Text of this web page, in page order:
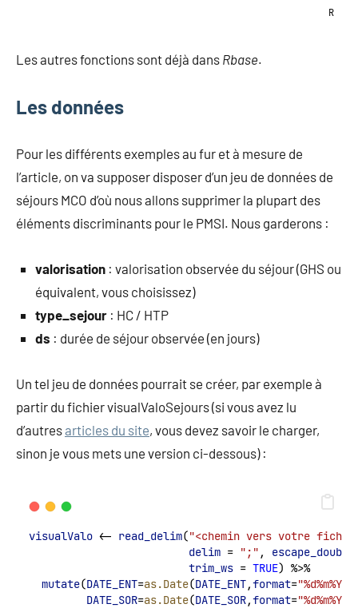
R
Les autres fonctions sont déjà dans Rbase.
Les données
Pour les différents exemples au fur et à mesure de
l’article, on va supposer disposer d’un jeu de données de
séjours MCO d’où nous allons supprimer la plupart des
éléments discriminants pour le PMSI. Nous garderons :
valorisation : valorisation observée du séjour (GHS ou
équivalent, vous choisissez)
type_sejour : HC / HTP
ds : durée de séjour observée (en jours)
Un tel jeu de données pourrait se créer, par exemple à
partir du fichier visualValoSejours (si vous avez lu
d’autresarticles du site, vous devez savoir le charger,
sinon je vous mets une version ci-dessous) :
visualValo <- read_delim("<chemin vers votre
delim = ";" , escape_double
trim_ws = TRUE) %>%
mutate(DATE_ENT=as.Date(DATE_ENT,format="%d%m%Y"
DATE_SOR=as.Date(DATE_SOR,format="%d%m%Y"